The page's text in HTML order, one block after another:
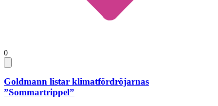
0
Goldmann listar klimatfördröjarnas
”Sommartrippel”